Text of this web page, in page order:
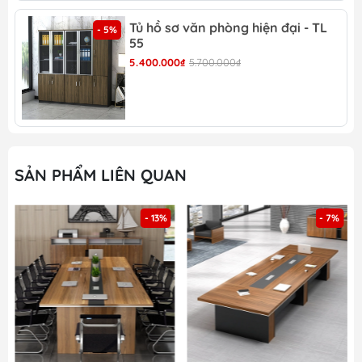
BH 79
Bàn họp gỗ hiện đại - BH 79
Bàn họp gỗ hiện đại - BH 79
Bàn họp gỗ hiện đại - BH 79
Bàn họp gỗ hiện đại - BH 79
- 5%
Tủ hồ sơ văn phòng hiện đại - TL
55
5.400.000₫ 5.700.000₫
SẢN PHẨM LIÊN QUAN
- 13% - 7%